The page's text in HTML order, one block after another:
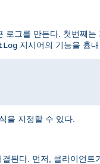
그를 만든다. 첫번째는
지시어의 기능을 흉
을 지정할 수 있다.
된다. 먼저, 클라이언트